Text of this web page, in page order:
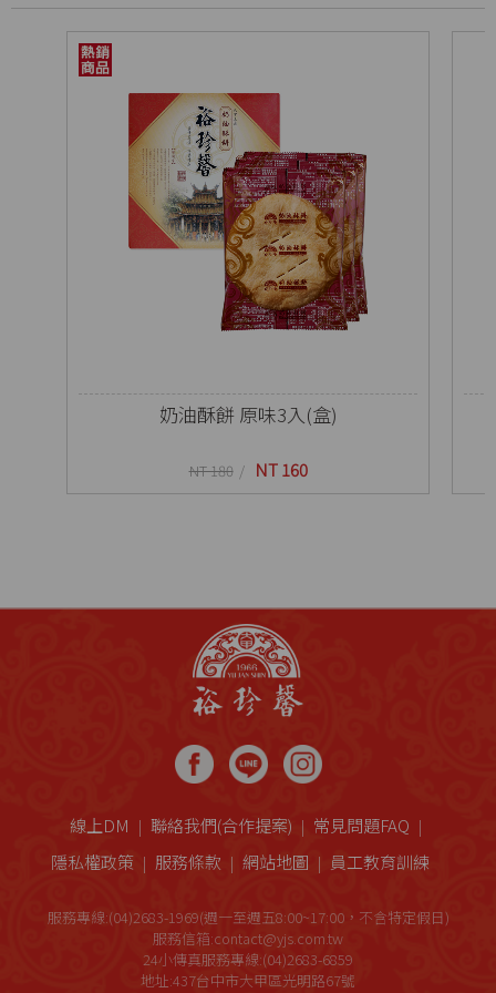
奶油酥餅 原味3入(盒)
NT 180 NT 160
線上DM 聯絡我們(合作提案)
常見問題FAQ
隱私權政策
服務條款 網站地圖 員工教育訓練
服務專線:(04)2683-1969(週一至週五8:00~17:00，不含特定假日)
服務信箱:contact@yjs.com.tw
24小傳真服務專線:(04)2683-6859
地址:437台中市大甲區光明路67號